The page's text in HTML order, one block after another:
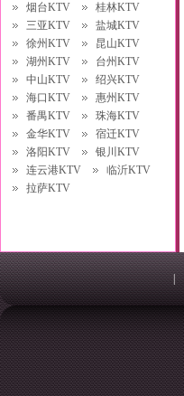
烟台KTV
桂林KTV
三亚KTV
盐城KTV
徐州KTV
昆山KTV
湖州KTV
台州KTV
中山KTV
绍兴KTV
海口KTV
惠州KTV
番禺KTV
珠海KTV
金华KTV
宿迁KTV
洛阳KTV
银川KTV
连云港KTV
临沂KTV
拉萨KTV
|